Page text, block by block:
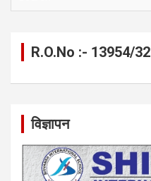
R.O.No :- 13954/32
विज्ञापन